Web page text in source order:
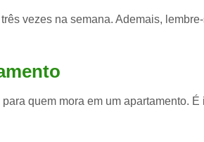
vezes na semana. Ademais,
quem mora em um apartamento. É